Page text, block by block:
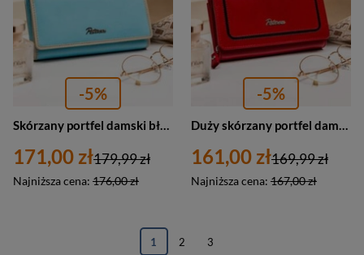
-5%
171,00 zł
Najniższa cena: 176,00 zł
179,99 zł
-5%
161,00 zł
Najniższa cena: 167,00 zł
169,99 zł
1 2 3